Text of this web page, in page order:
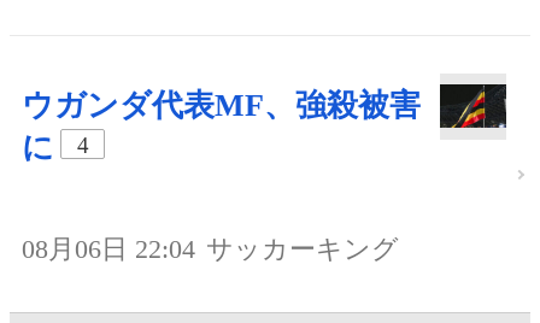
ウガンダ代表MF、強殺被害
に
4
08月06日 22:04 サッカーキング